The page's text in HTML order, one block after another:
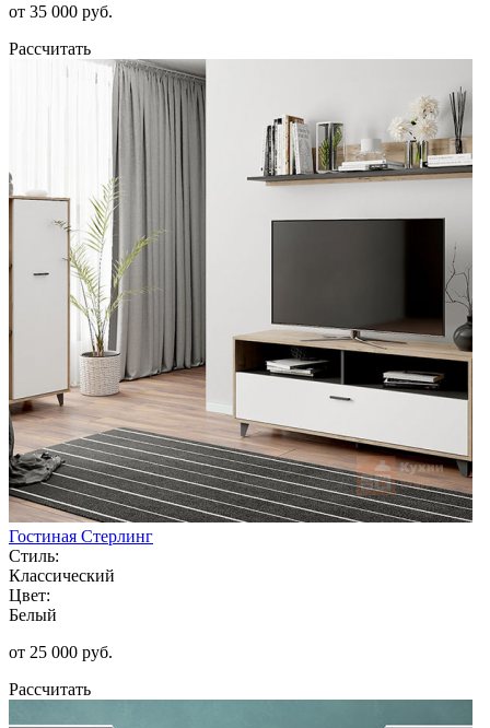
от 35 000 руб.
Рассчитать
Гостиная Стерлинг
Стиль:
Классический
Цвет:
Белый
от 25 000 руб.
Рассчитать